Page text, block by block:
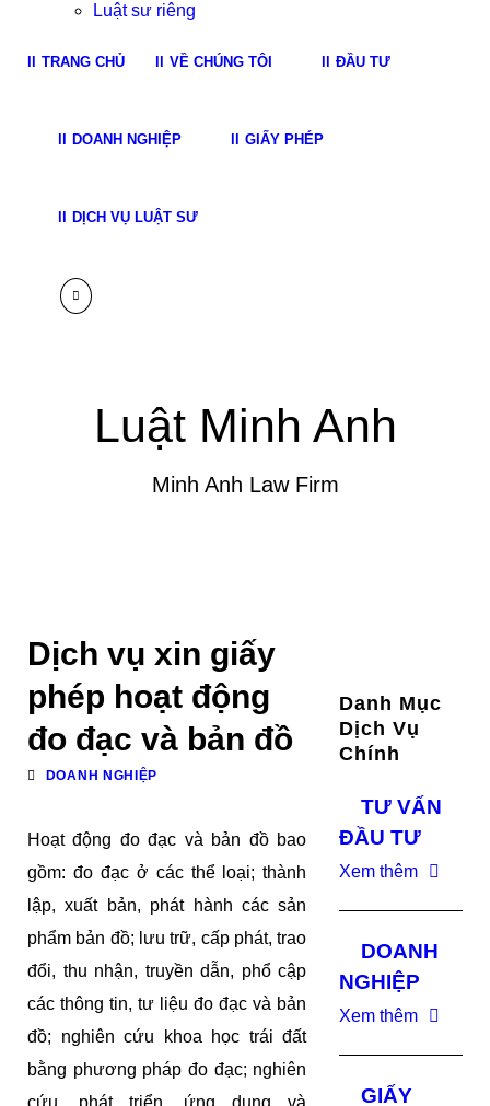
Luật sư riêng
TRANG CHỦ VỀ CHÚNG TÔI ĐẦU TƯ
DOANH NGHIỆP GIẤY PHÉP
DỊCH VỤ LUẬT SƯ
Luật Minh Anh
Minh Anh Law Firm
Dịch vụ xin giấy
phép hoạt động
đo đạc và bản đồ
DOANH NGHIỆP
Hoạt động đo đạc và bản đồ bao
gồm: đo đạc ở các thể loại; thành
lập, xuất bản, phát hành các sản
phẩm bản đồ; lưu trữ, cấp phát, trao
đổi, thu nhận, truyền dẫn, phổ cập
các thông tin, tư liệu đo đạc và bản
đồ; nghiên cứu khoa học trái đất
bằng phương pháp đo đạc; nghiên
cứu, phát triển, ứng dụng và
Danh Mục
Dịch Vụ
Chính
TƯ VẤN
ĐẦU TƯ
Xem thêm
DOANH
NGHIỆP
Xem thêm
GIẤY